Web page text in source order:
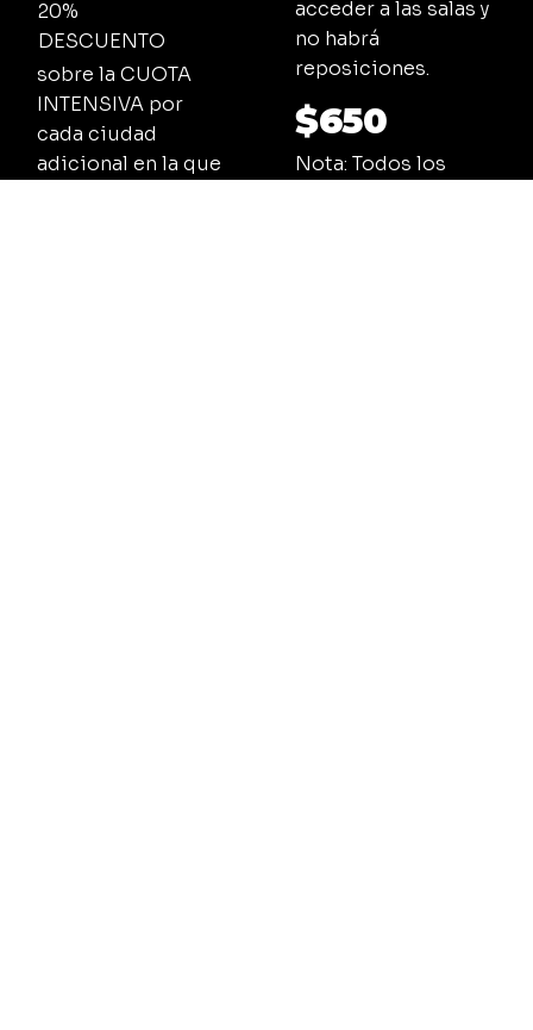
20%
DESCUENTO
sobre la CUOTA
INTENSIVA por
cada ciudad
adicional en la que
acceder a las salas y
no habrá
reposiciones.
$650
Nota: Todos los